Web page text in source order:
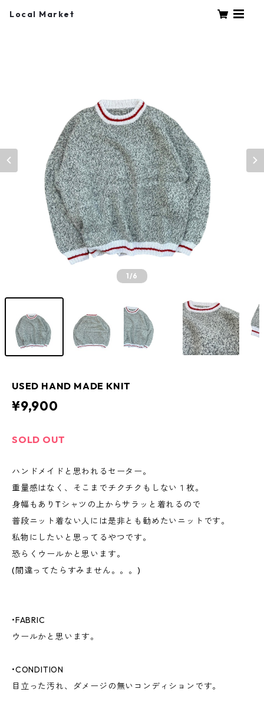
Local Market
1/6
USED HAND MADE KNIT
¥9,900
SOLD OUT
ハンドメイドと思われるセーター。
重量感はなく、そこまでチクチクもしない１枚。
身幅もありTシャツの上からサラッと着れるので
普段ニット着ない人には是非とも勧めたいニットです。
私物にしたいと思ってるやつです。
恐らくウールかと思います。
(間違ってたらすみません。。。)
•FABRIC
ウールかと思います。
•CONDITION
目立った汚れ、ダメージの無いコンディションです。